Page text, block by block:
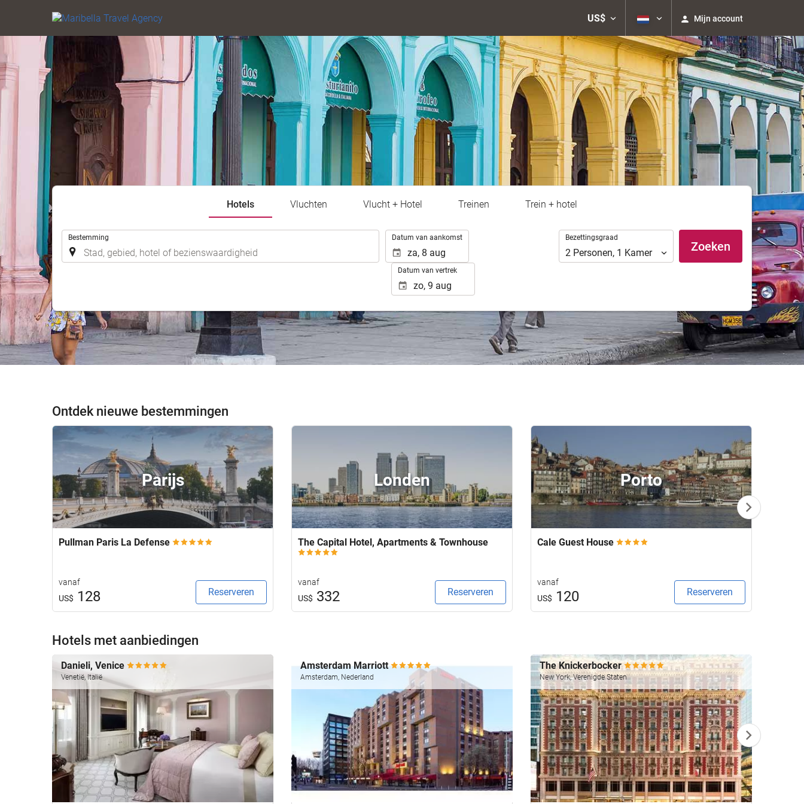
US$ Mijn account
Hotels Vluchten Vlucht + Hotel Treinen Trein + hotel
Bestemming Datum van aankomst
Datum van vertrek
Bezettingsgraad
Bezettingsgraad
2 Personen, 1 Kamer Zoeken
Ontdek nieuwe bestemmingen
Parijs
Pullman Paris La Defense
vanaf
US$ 128 Reserveren
Londen
The Capital Hotel, Apartments & Townhouse
vanaf
US$ 332 Reserveren
Porto
Cale Guest House
vanaf
US$ 120 Reserveren
Hotels met aanbiedingen
Danieli, Venice
Venetië, Italië
Amsterdam Marriott
Amsterdam, Nederland
The Knickerbocker
New York, Verenigde Staten